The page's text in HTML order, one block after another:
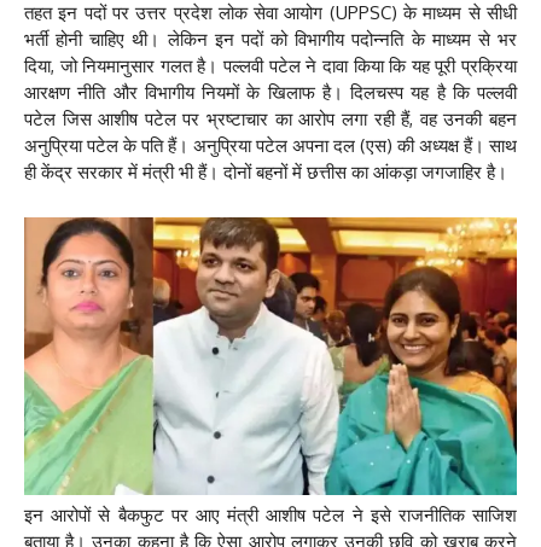
तहत इन पदों पर उत्तर प्रदेश लोक सेवा आयोग (UPPSC) के माध्यम से सीधी
भर्ती होनी चाहिए थी। लेकिन इन पदों को विभागीय पदोन्नति के माध्यम से भर
दिया, जो नियमानुसार गलत है। पल्लवी पटेल ने दावा किया कि यह पूरी प्रक्रिया
आरक्षण नीति और विभागीय नियमों के खिलाफ है। दिलचस्प यह है कि पल्लवी
पटेल जिस आशीष पटेल पर भ्रष्टाचार का आरोप लगा रही हैं, वह उनकी बहन
अनुप्रिया पटेल के पति हैं। अनुप्रिया पटेल अपना दल (एस) की अध्यक्ष हैं। साथ
ही केंद्र सरकार में मंत्री भी हैं। दोनों बहनों में छत्तीस का आंकड़ा जगजाहिर है।
इन आरोपों से बैकफुट पर आए मंत्री आशीष पटेल ने इसे राजनीतिक साजिश
बताया है। उनका कहना है कि ऐसा आरोप लगाकर उनकी छवि को खराब करने